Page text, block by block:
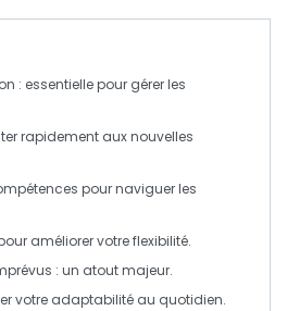
: essentielle pour gérer les
rapidement aux nouvelles
pour naviguer les
améliorer votreflexibilité.
: un atout majeur.
votre adaptabilité au quotidien.